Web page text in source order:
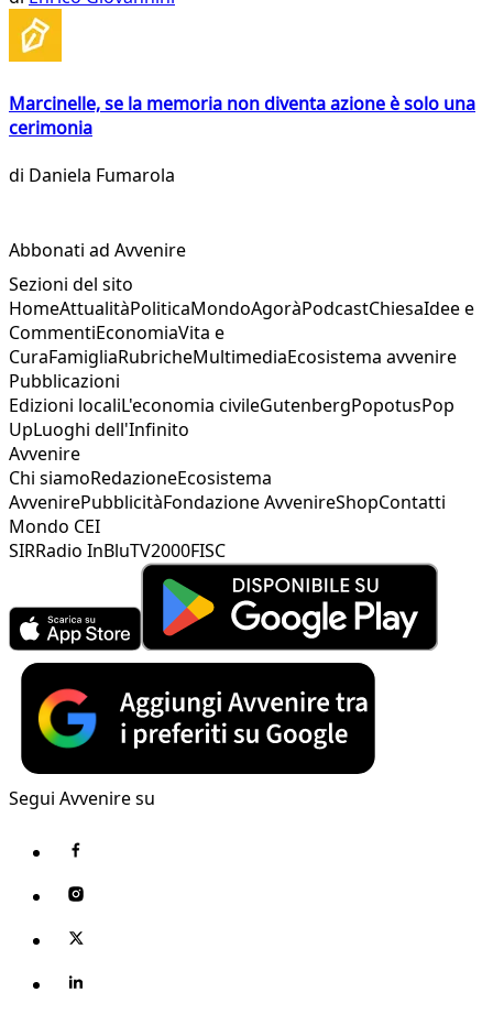
Marcinelle, se la memoria non diventa azione è solo una
cerimonia
di Daniela Fumarola
Abbonati ad Avvenire
Sezioni del sito
HomeAttualitàPoliticaMondoAgoràPodcastChiesaIdee e
CommentiEconomiaVita e
CuraFamigliaRubricheMultimediaEcosistema avvenire
Pubblicazioni
Edizioni localiL'economia civileGutenbergPopotusPop
UpLuoghi dell'Infinito
Avvenire
Chi siamoRedazioneEcosistema
AvvenirePubblicitàFondazione AvvenireShopContatti
Mondo CEI
SIRRadio InBluTV2000FISC
Segui Avvenire su